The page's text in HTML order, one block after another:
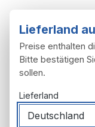
Lieferland
Preise enthalten
Bitte bestätigen
sollen.
Lieferland